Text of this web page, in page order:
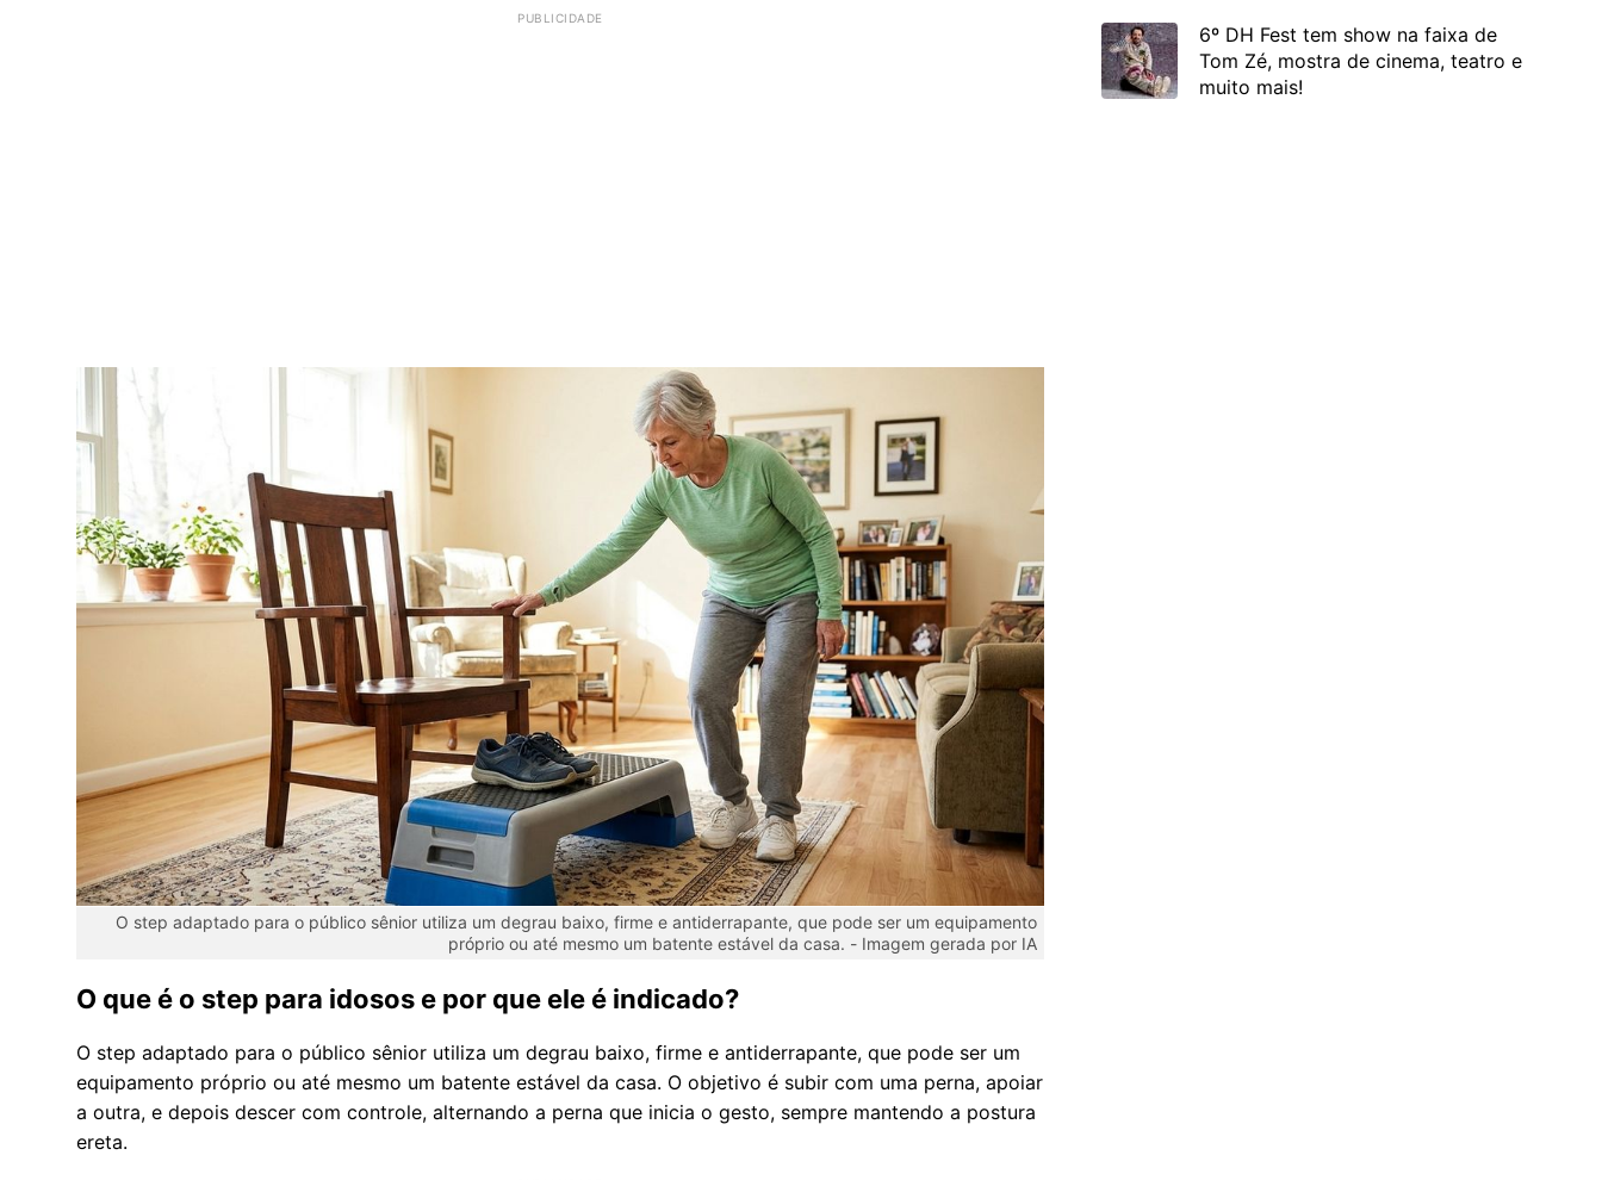
O step adaptado para o público sênior utiliza um degrau baixo, firme e antiderrapante, que pode ser um equipamento
próprio ou até mesmo um batente estável da casa. - Imagem gerada por IA
O que é o step para idosos e por que ele é indicado?
O step adaptado para o público sênior utiliza um degrau baixo, firme e antiderrapante, que pode ser um
equipamento próprio ou até mesmo um batente estável da casa. O objetivo é subir com uma perna, apoiar
a outra, e depois descer com controle, alternando a perna que inicia o gesto, sempre mantendo a postura
ereta.
6º DH Fest tem show na faixa de
Tom Zé, mostra de cinema, teatro e
muito mais!